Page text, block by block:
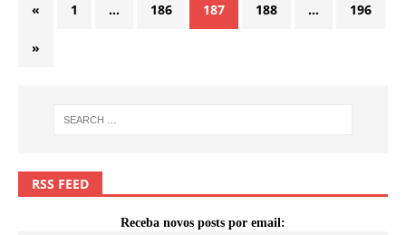
« 1 … 186 187 188 … 196
»
RSS FEED
Receba novos posts por email: